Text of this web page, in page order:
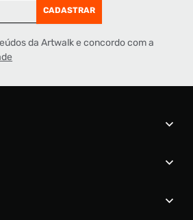
CADASTRAR
da Artwalk e concordo com a